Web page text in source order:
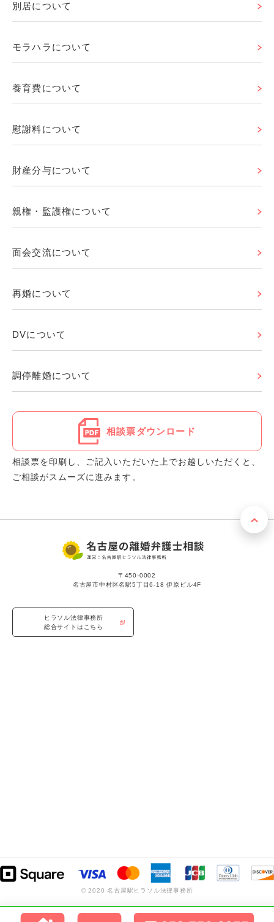
別居について
モラハラについて
養育費について
慰謝料について
財産分与について
親権・監護権について
面会交流について
再婚について
DVについて
調停離婚について
相談票ダウンロード
相談票を印刷し、ご記入いただいた上でお越しいただくと、
ご相談がスムーズに進みます。
〒450-0002
名古屋市中村区名駅5丁目6-18 伊原ビル4F
ヒラソル法律事務所
総合サイトはこちら
© 2020 名古屋駅ヒラソル法律事務所